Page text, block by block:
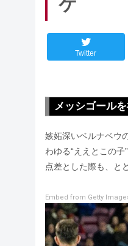
Twitter
メッシゴール
嫉妬深いベルナベウ
わゆる“ええとこの
点差とした際も、と
Embed from Getty